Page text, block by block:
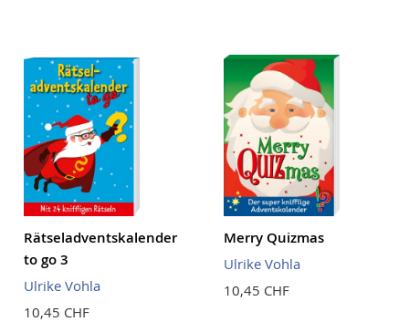
Rätseladventskalender
to go 3
Ulrike Vohla
10,45 CHF
Merry Quizmas
Ulrike Vohla
10,45 CHF